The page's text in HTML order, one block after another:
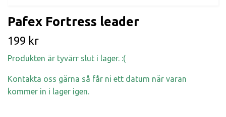
Pafex Fortress leader
199 kr
Produkten är tyvärr slut i lager. :(
Kontakta oss gärna så får ni ett datum när varan
kommer in i lager igen.